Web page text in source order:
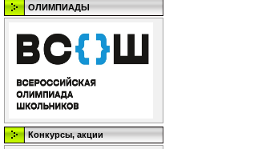
ОЛИМПИАДЫ
Конкурсы, акции